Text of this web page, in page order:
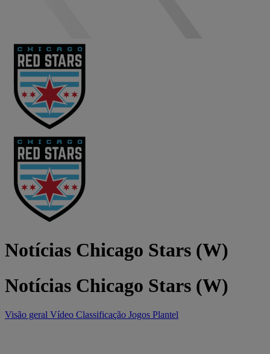
Notícias Chicago Stars (W)
Notícias Chicago Stars (W)
Visão geral Vídeo Classificação Jogos Plantel